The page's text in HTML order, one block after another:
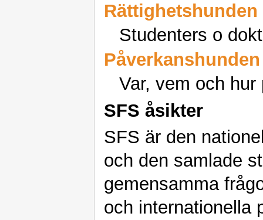
Rättighetshunden
Studenters o
Påverkanshunden
Var, vem och
SFS åsikter
SFS är den
och den samlade
gemensamma
och internationella